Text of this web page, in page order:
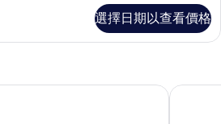
選擇日期以查看價格
統祥飯